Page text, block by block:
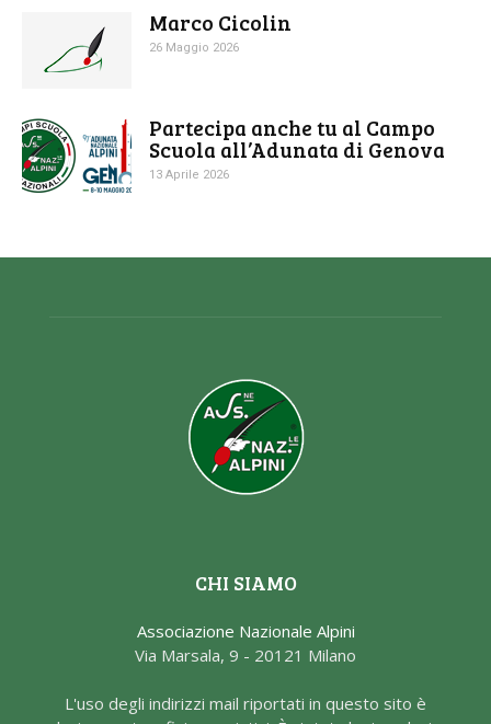
Marco Cicolin
26 Maggio 2026
Partecipa anche tu al Campo
Scuola all’Adunata di Genova
13 Aprile 2026
CHI SIAMO
Associazione Nazionale Alpini
Via Marsala, 9 - 20121 Milano
L'uso degli indirizzi mail riportati in questo sito è